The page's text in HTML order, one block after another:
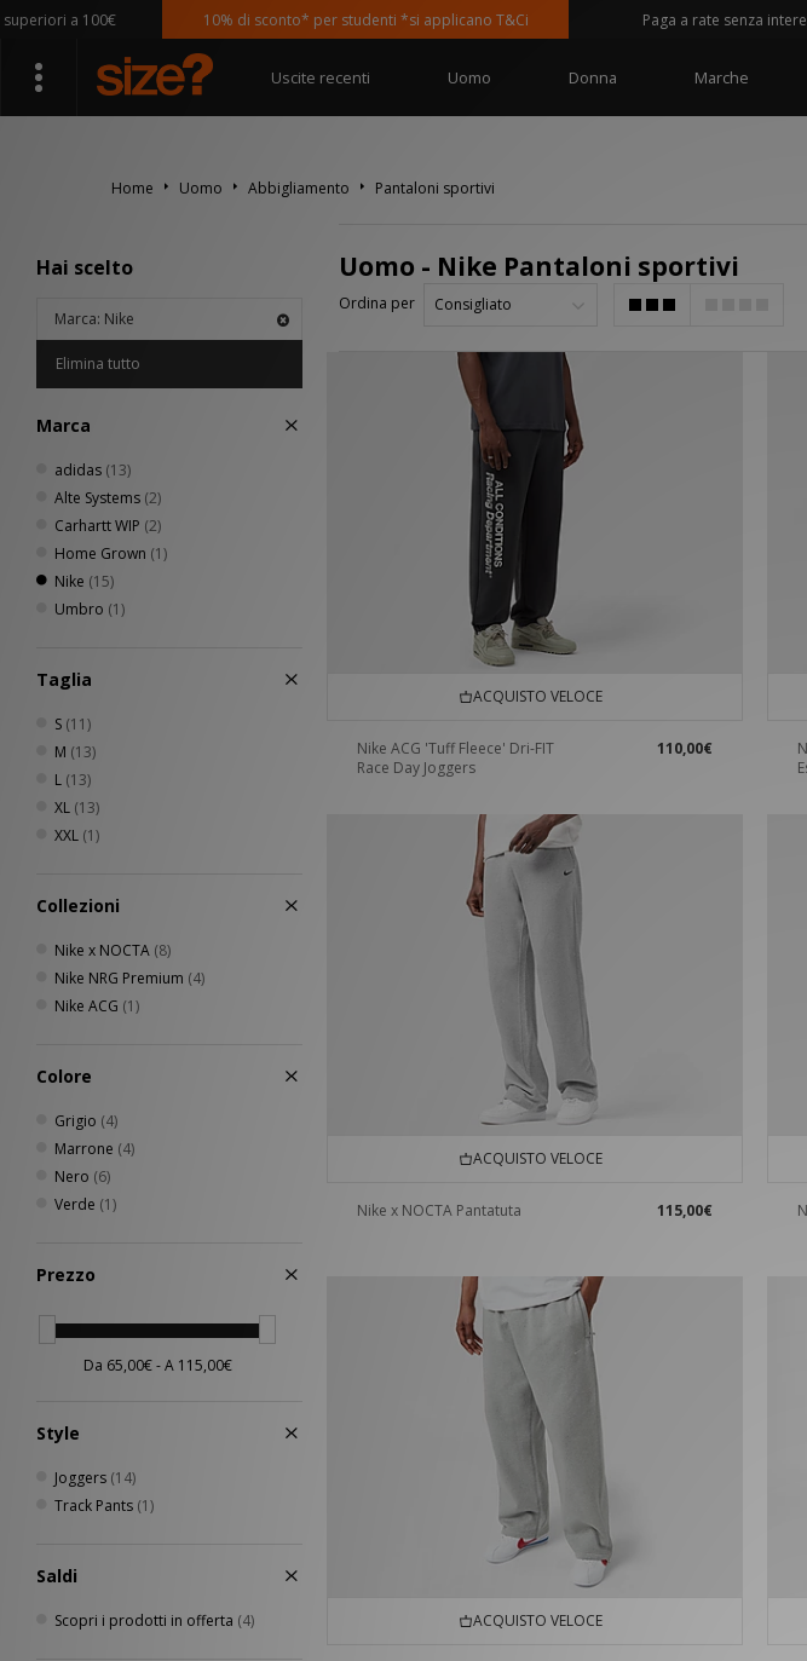
a 100€ 10% di sconto* per studenti *si applicano T&Ci Paga a rate senza interessi
Uscite recenti Uomo Donna Marche
Home Uomo Abbigliamento Pantaloni sportivi
Hai scelto
Marca: Nike
Elimina tutto
Marca
adidas (13)
Alte Systems (2)
Carhartt WIP (2)
Home Grown (1)
Nike (15)
Umbro (1)
Taglia
S (11)
M (13)
L (13)
XL (13)
XXL (1)
Collezioni
Nike x NOCTA (8)
Nike NRG Premium (4)
Nike ACG (1)
Colore
Grigio (4)
Marrone (4)
Nero (6)
Verde (1)
Prezzo
Style
Joggers (14)
Track Pants (1)
Saldi
Scopri i prodotti in offerta (4)
Uomo - Nike Pantaloni sportivi
Ordina per
ACQUISTO VELOCE
Nike ACG 'Tuff Fleece' Dri-FIT
Race Day Joggers
110,00€
ACQUISTO VELOCE
Nike x NOCTA Pantatuta 115,00€
ACQUISTO VELOCE